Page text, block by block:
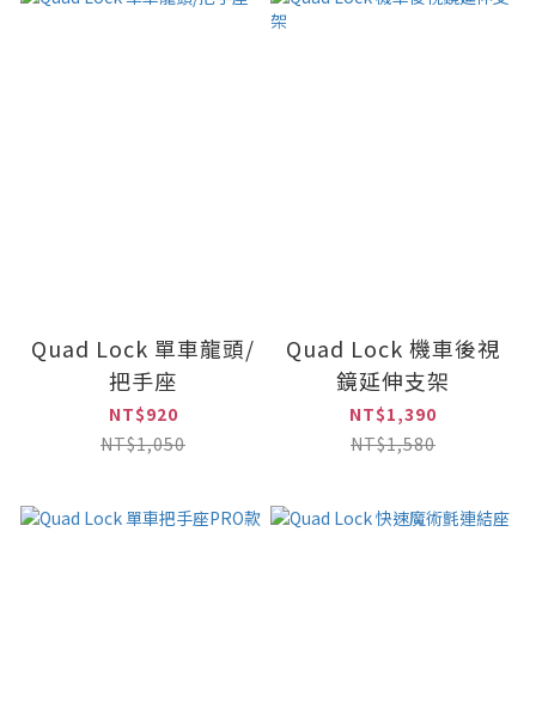
Quad Lock 單車龍頭/
把手座
NT$920
NT$1,050
Quad Lock 機車後視
鏡延伸支架
NT$1,390
NT$1,580